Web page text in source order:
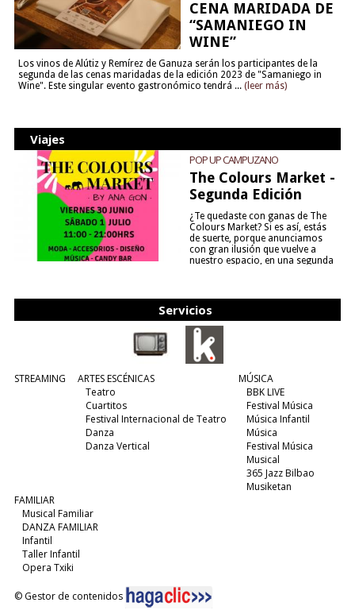
CENA MARIDADA DE
“SAMANIEGO IN
WINE”
Los vinos de Alútiz y Remírez de Ganuza serán los participantes de la
segunda de las cenas maridadas de la edición 2023 de "Samaniego in
Wine". Este singular evento gastronómico tendrá ... (leer más)
Viajes
POP UP CAMPUZANO
The Colours Market -
Segunda Edición
¿Te quedaste con ganas de The
Colours Market? Si es así, estás
de suerte, porque anunciamos
con gran ilusión que vuelve a
nuestro espacio, en una segunda
Servicios
STREAMING
ARTES ESCÉNICAS
Teatro
Cuartitos
Festival Internacional de Teatro
Danza
Danza Vertical
MÚSICA
BBK LIVE
Festival Música
Música Infantil
Música
Festival Música
Musical
365 Jazz Bilbao
Musiketan
FAMILIAR
Musical Familiar
DANZA FAMILIAR
Infantil
Taller Infantil
Opera Txiki
© Gestor de contenidos